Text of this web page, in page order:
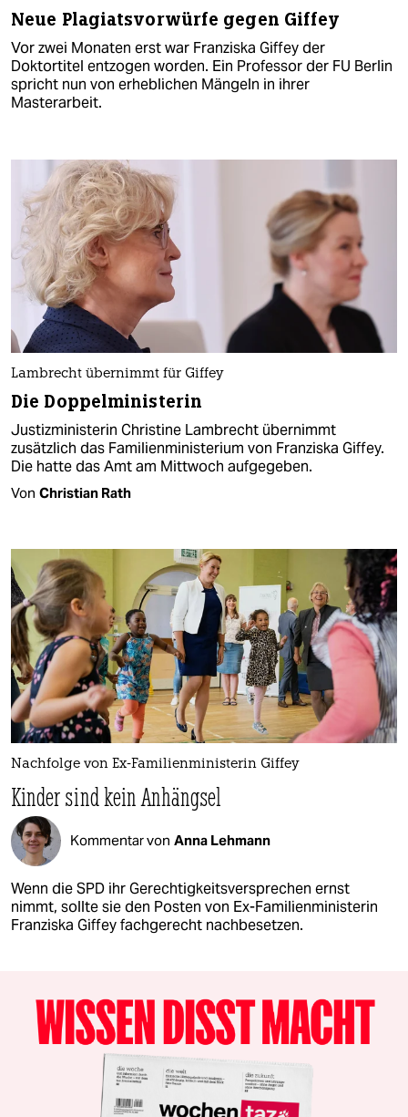
Neue Plagiatsvorwürfe gegen Giffey
Vor zwei Monaten erst war Franziska Giffey der
Doktortitel entzogen worden. Ein Professor der FU Berlin
spricht nun von erheblichen Mängeln in ihrer
Masterarbeit.
Lambrecht übernimmt für Giffey
Die Doppelministerin
Justizministerin Christine Lambrecht übernimmt
zusätzlich das Familienministerium von Franziska Giffey.
Die hatte das Amt am Mittwoch aufgegeben.
Von Christian Rath
Nachfolge von Ex-Familienministerin Giffey
Kinder sind kein Anhängsel
Kommentar von Anna Lehmann
Wenn die SPD ihr Gerechtigkeitsversprechen ernst
nimmt, sollte sie den Posten von Ex-Familienministerin
Franziska Giffey fachgerecht nachbesetzen.